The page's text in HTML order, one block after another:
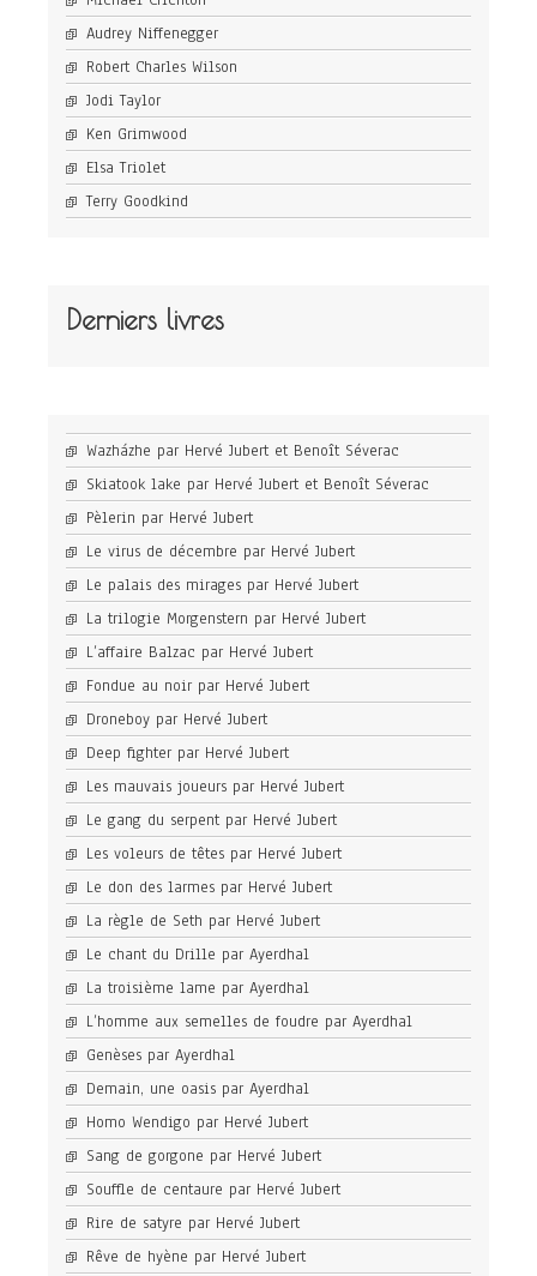
Audrey Niffenegger
Robert Charles Wilson
Jodi Taylor
Ken Grimwood
Elsa Triolet
Terry Goodkind
Derniers livres
Wazházhe par Hervé Jubert et Benoît Séverac
Skiatook lake par Hervé Jubert et Benoît Séverac
Pèlerin par Hervé Jubert
Le virus de décembre par Hervé Jubert
Le palais des mirages par Hervé Jubert
La trilogie Morgenstern par Hervé Jubert
L’affaire Balzac par Hervé Jubert
Fondue au noir par Hervé Jubert
Droneboy par Hervé Jubert
Deep fighter par Hervé Jubert
Les mauvais joueurs par Hervé Jubert
Le gang du serpent par Hervé Jubert
Les voleurs de têtes par Hervé Jubert
Le don des larmes par Hervé Jubert
La règle de Seth par Hervé Jubert
Le chant du Drille par Ayerdhal
La troisième lame par Ayerdhal
L’homme aux semelles de foudre par Ayerdhal
Genèses par Ayerdhal
Demain, une oasis par Ayerdhal
Homo Wendigo par Hervé Jubert
Sang de gorgone par Hervé Jubert
Souffle de centaure par Hervé Jubert
Rire de satyre par Hervé Jubert
Rêve de hyène par Hervé Jubert